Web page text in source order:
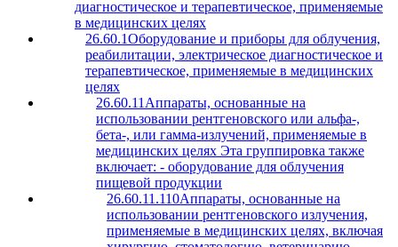
диагностическое и терапевтическое, применяемые
в медицинских целях
26.60.1Оборудование и приборы для облучения,
реабилитации, электрическое диагностическое и
терапевтическое, применяемые в медицинских
целях
26.60.11 Аппараты, основанные на
использовании рентгеновского или альфа-,
бета-, или гамма-излучений, применяемые в
медицинских целях Эта группировка также
включает: - оборудование для облучения
пищевой продукции
26.60.11.110Аппараты, основанные на
использовании рентгеновского излучения,
применяемые в медицинских целях, включая